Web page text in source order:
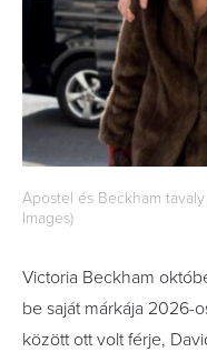
Apostel és Beckham
Images)
Victoria Beckham
be saját márkája 2026-
között ott volt férje,